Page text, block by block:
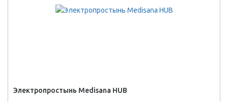
Электропростынь Medisana HUB